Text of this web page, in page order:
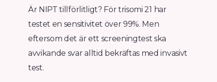
Är NIPT tillförlitligt? För trisomi 21 har
testet en sensitivitet över 99%. Men
eftersom det är ett screeningtest ska
avvikande svar alltid bekräftas med invasivt
test.